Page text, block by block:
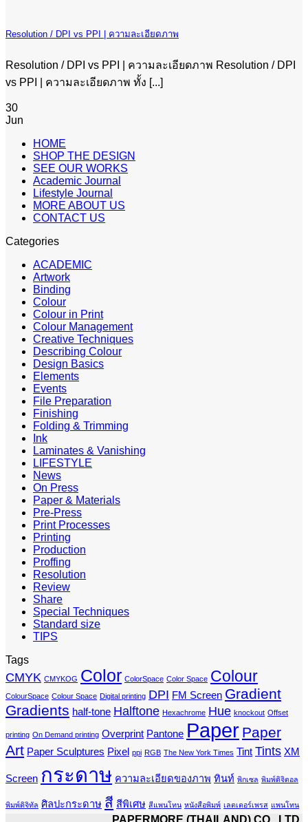
Resolution / DPI vs PPI | ความละเอียดภาพ
Resolution / DPI vs PPI | ความละเอียดภาพ Resolution / DPI
vs PPI | ความละเอียดภาพ ทั้ง [...]
30
Jun
HOME
SHOP THE DESIGN
SEE OUR WORKS
Academic Journal
Lifestyle Journal
MORE ABOUT US
CONTACT US
Categories
ACADEMIC
Artwork
Binding
Colour
Colour in Print
Colour Management
Creative Techniques
Describing Colour
Design Basics
Elements
Events
File Preparation
Finishing
Folding & Trimming
Ink
Laminates & Vanishing
LIFESTYLE
News
On Press
Paper & Materials
Pre-Press
Print Processes
Printing
Production
Proffing
Resolution
Review
Share
Special Techniques
Standard size
TIPS
Tags
CMYK CMYKOG Color ColorSpace Color Space Colour
ColourSpace Colour Space Digital printing DPI FM Screen Gradient
Gradients half-tone Halftone Hexachrome Hue knockout Offset
printing On Demand printing Overprint Pantone Paper Paper
Art Paper Sculptures Pixel ppi RGB The New York Times Tint Tints XM
Screen กระดาษ ความละเอียดของภาพ ทินท์ พิกเซล พิมพ์ดิจิตอล
พิมพ์ดิจิทัล ศิลปะกระดาษ สี สีพิเศษ สีแพนโทน หนังสือพิมพ์ เลตเตอร์เพรส แพนโทน
PAPERMORE (THAILAND) CO., LTD.